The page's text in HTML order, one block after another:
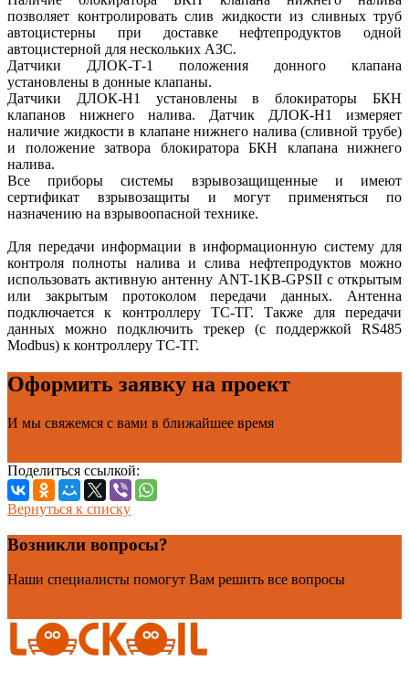
позволяет контролировать слив жидкости из сливных труб
автоцистерны при доставке нефтепродуктов одной
автоцистерной для нескольких АЗС.
Датчики ДЛОК-Т-1 положения донного клапана
установлены в донные клапаны.
Датчики ДЛОК-Н1 установлены в блокираторы БКН
клапанов нижнего налива. Датчик ДЛОК-Н1 измеряет
наличие жидкости в клапане нижнего налива (сливной трубе)
и положение затвора блокиратора БКН клапана нижнего
налива.
Все приборы системы взрывозащищенные и имеют
сертификат взрывозащиты и могут применяться по
назначению на взрывоопасной технике.
Для передачи информации в информационную систему для
контроля полноты налива и слива нефтепродуктов можно
использовать активную антенну ANT-1KB-GPSII с открытым
или закрытым протоколом передачи данных. Антенна
подключается к контроллеру ТС-ТГ. Также для передачи
данных можно подключить трекер (с поддержкой RS485
Modbus) к контроллеру ТС-ТГ.
Оформить заявку на проект
И мы свяжемся с вами в ближайшее время
Поделиться ссылкой:
Вернуться к списку
Возникли вопросы?
Наши специалисты помогут Вам решить все вопросы